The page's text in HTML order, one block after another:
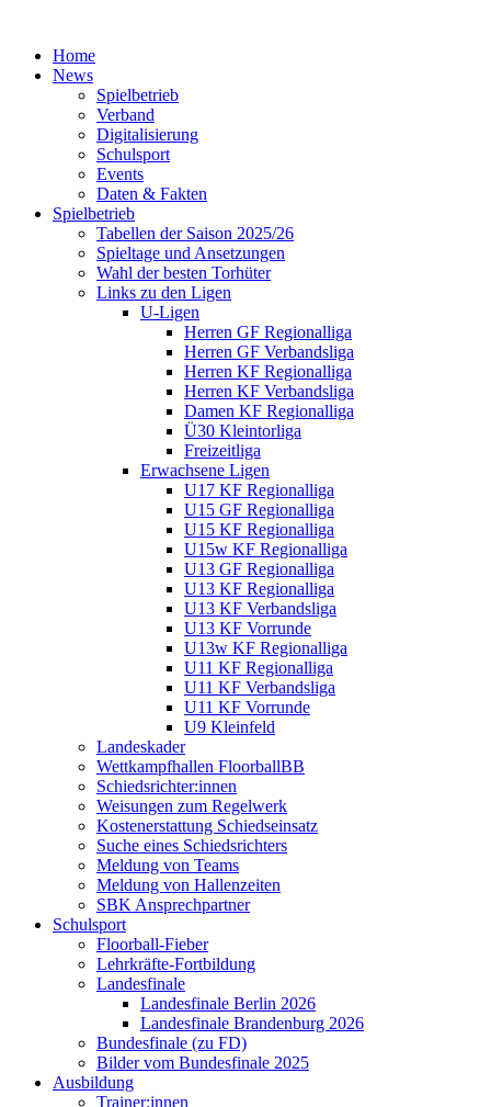
Home
News
Spielbetrieb
Verband
Digitalisierung
Schulsport
Events
Daten & Fakten
Spielbetrieb
Tabellen der Saison 2025/26
Spieltage und Ansetzungen
Wahl der besten Torhüter
Links zu den Ligen
U-Ligen
Herren GF Regionalliga
Herren GF Verbandsliga
Herren KF Regionalliga
Herren KF Verbandsliga
Damen KF Regionalliga
Ü30 Kleintorliga
Freizeitliga
Erwachsene Ligen
U17 KF Regionalliga
U15 GF Regionalliga
U15 KF Regionalliga
U15w KF Regionalliga
U13 GF Regionalliga
U13 KF Regionalliga
U13 KF Verbandsliga
U13 KF Vorrunde
U13w KF Regionalliga
U11 KF Regionalliga
U11 KF Verbandsliga
U11 KF Vorrunde
U9 Kleinfeld
Landeskader
Wettkampfhallen FloorballBB
Schiedsrichter:innen
Weisungen zum Regelwerk
Kostenerstattung Schiedseinsatz
Suche eines Schiedsrichters
Meldung von Teams
Meldung von Hallenzeiten
SBK Ansprechpartner
Schulsport
Floorball-Fieber
Lehrkräfte-Fortbildung
Landesfinale
Landesfinale Berlin 2026
Landesfinale Brandenburg 2026
Bundesfinale (zu FD)
Bilder vom Bundesfinale 2025
Ausbildung
Trainer:innen